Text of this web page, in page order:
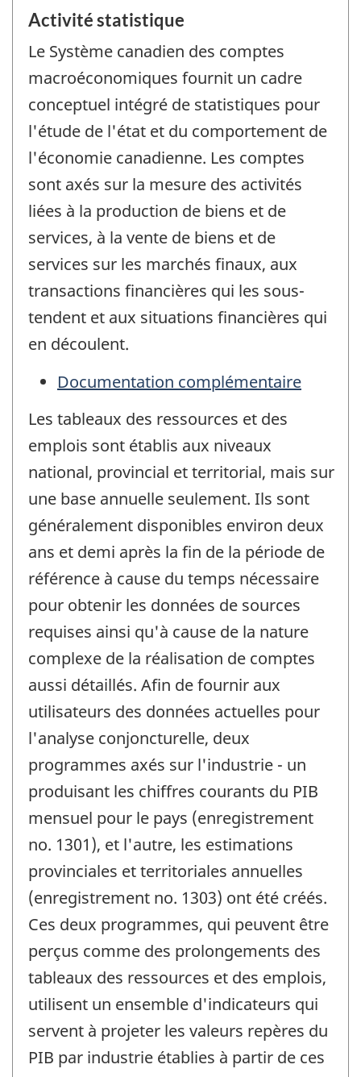
Activité statistique
Le Système canadien des comptes
macroéconomiques fournit un cadre
conceptuel intégré de statistiques pour
l'étude de l'état et du comportement de
l'économie canadienne. Les comptes
sont axés sur la mesure des activités
liées à la production de biens et de
services, à la vente de biens et de
services sur les marchés finaux, aux
transactions financières qui les sous-
tendent et aux situations financières qui
en découlent.
Documentation complémentaire
Les tableaux des ressources et des
emplois sont établis aux niveaux
national, provincial et territorial, mais sur
une base annuelle seulement. Ils sont
généralement disponibles environ deux
ans et demi après la fin de la période de
référence à cause du temps nécessaire
pour obtenir les données de sources
requises ainsi qu'à cause de la nature
complexe de la réalisation de comptes
aussi détaillés. Afin de fournir aux
utilisateurs des données actuelles pour
l'analyse conjoncturelle, deux
programmes axés sur l'industrie - un
produisant les chiffres courants du PIB
mensuel pour le pays (enregistrement
no. 1301), et l'autre, les estimations
provinciales et territoriales annuelles
(enregistrement no. 1303) ont été créés.
Ces deux programmes, qui peuvent être
perçus comme des prolongements des
tableaux des ressources et des emplois,
utilisent un ensemble d'indicateurs qui
servent à projeter les valeurs repères du
PIB par industrie établies à partir de ces